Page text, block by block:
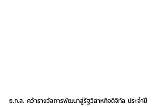
ธ.ก.ส. คว้ารางวัลการพัฒนาสู่รัฐวิสาหกิจดิจิทัล ประจำปี